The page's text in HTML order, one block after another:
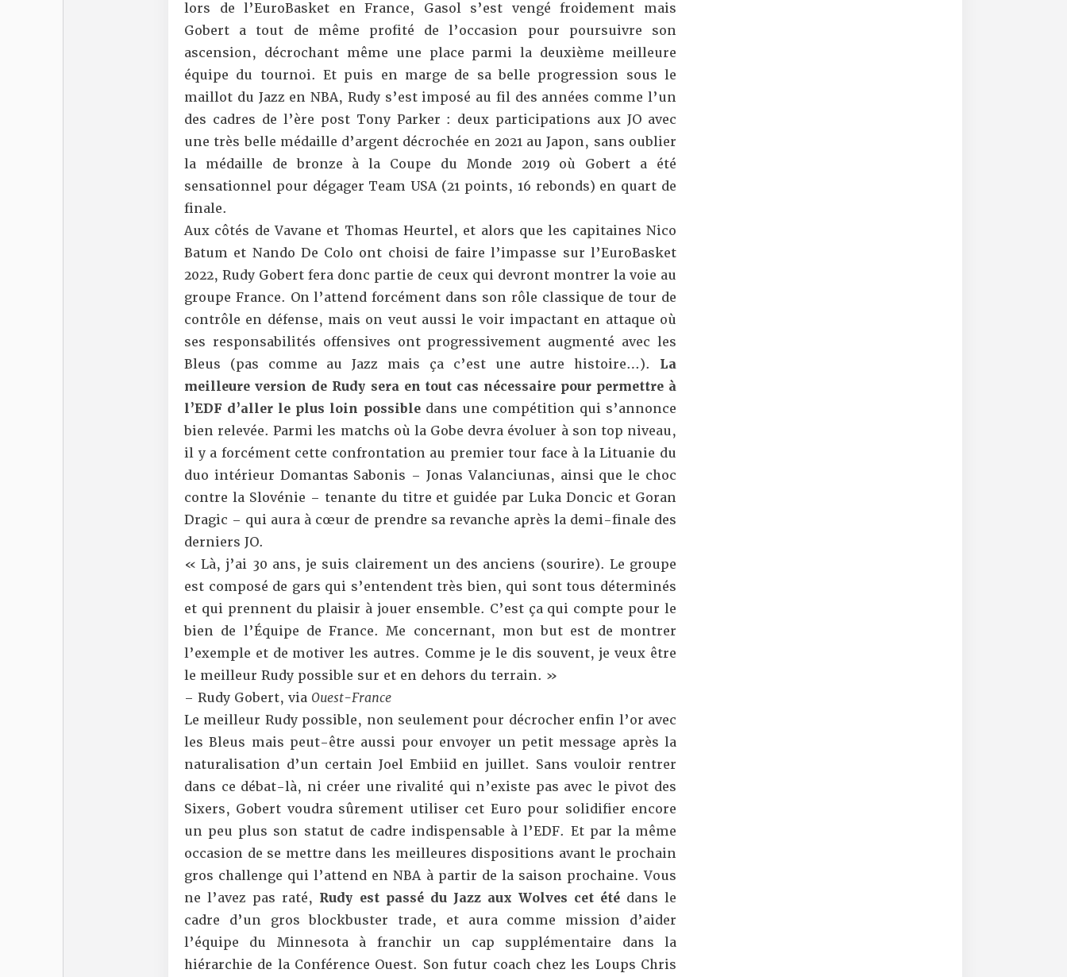
lors de l’EuroBasket en France, Gasol s’est vengé froidement mais
Gobert a tout de même profité de l’occasion pour poursuivre son
ascension, décrochant même une place parmi la deuxième meilleure
équipe du tournoi. Et puis en marge de sa belle progression sous le
maillot du Jazz en NBA, Rudy s’est imposé au fil des années comme l’un
des cadres de l’ère post Tony Parker : deux participations aux JO avec
une très belle médaille d’argent décrochée en 2021 au Japon, sans oublier
la médaille de bronze à la Coupe du Monde 2019 où Gobert a été
sensationnel pour dégager Team USA (21 points, 16 rebonds) en quart de
finale.
Aux côtés de Vavane et Thomas Heurtel, et alors que les capitaines Nico
Batum et Nando De Colo ont choisi de faire l’impasse sur l’EuroBasket
2022, Rudy Gobert fera donc partie de ceux qui devront montrer la voie au
groupe France. On l’attend forcément dans son rôle classique de tour de
contrôle en défense, mais on veut aussi le voir impactant en attaque où
ses responsabilités offensives ont progressivement augmenté avec les
Bleus (pas comme au Jazz mais ça c’est une autre histoire…). La
meilleure version de Rudy sera en tout cas nécessaire pour permettre à
l’EDF d’aller le plus loin possibledans une compétition qui s’annonce
bien relevée. Parmi les matchs où la Gobe devra évoluer à son top niveau,
il y a forcément cette confrontation au premier tour face à la Lituanie du
duo intérieur Domantas Sabonis – Jonas Valanciunas, ainsi que le choc
contre la Slovénie – tenante du titre et guidée par Luka Doncic et Goran
Dragic – qui aura à cœur de prendre sa revanche après la demi-finale des
derniers JO.
« Là, j’ai 30 ans, je suis clairement un des anciens (sourire). Le groupe
est composé de gars qui s’entendent très bien, qui sont tous déterminés
et qui prennent du plaisir à jouer ensemble. C’est ça qui compte pour le
bien de l’Équipe de France. Me concernant, mon but est de montrer
l’exemple et de motiver les autres. Comme je le dis souvent, je veux être
le meilleur Rudy possible sur et en dehors du terrain. »
– Rudy Gobert, via Ouest-France
Le meilleur Rudy possible, non seulement pour décrocher enfin l’or avec
les Bleus mais peut-être aussi pour envoyer un petit message après la
naturalisation d’un certain Joel Embiid en juillet. Sans vouloir rentrer
dans ce débat-là, ni créer une rivalité qui n’existe pas avec le pivot des
Sixers, Gobert voudra sûrement utiliser cet Euro pour solidifier encore
un peu plus son statut de cadre indispensable à l’EDF. Et par la même
occasion de se mettre dans les meilleures dispositions avant le prochain
gros challenge qui l’attend en NBA à partir de la saison prochaine. Vous
ne l’avez pas raté, Rudy est passé du Jazz aux Wolves cet été dans le
cadre d’un gros blockbuster trade, et aura comme mission d’aider
l’équipe du Minnesota à franchir un cap supplémentaire dans la
hiérarchie de la Conférence Ouest. Son futur coach chez les Loups Chris